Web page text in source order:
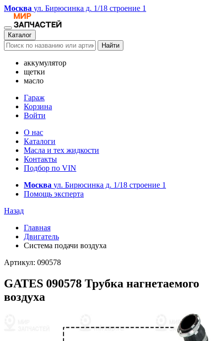
Москва ул. Бирюсинка д. 1/18 строение 1
Каталог
Найти
аккумулятор
щетки
масло
Гараж
Корзина
Войти
О нас
Каталоги
Масла и тех жидкости
Контакты
Подбор по VIN
Москва ул. Бирюсинка д. 1/18 строение 1
Помощь эксперта
Назад
Главная
Двигатель
Система подачи воздуха
Артикул: 090578
GATES 090578 Трубка нагнетаемого
воздуха